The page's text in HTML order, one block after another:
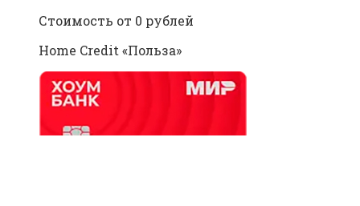
Стоимость от 0 рублей
Home Credit «Польза»